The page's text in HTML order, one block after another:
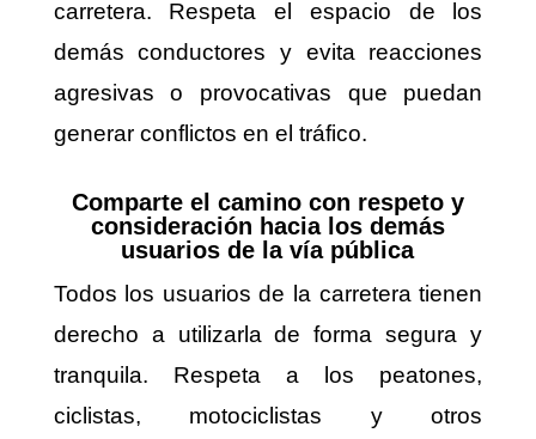
carretera. Respeta el espacio de los
demás conductores y evita reacciones
agresivas o provocativas que puedan
generar conflictos en el tráfico.
Comparte el camino con respeto y
consideración hacia los demás
usuarios de la vía pública
Todos los usuarios de la carretera tienen
derecho a utilizarla de forma segura y
tranquila. Respeta a los peatones,
ciclistas, motociclistas y otros